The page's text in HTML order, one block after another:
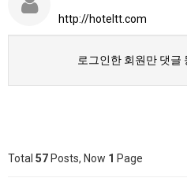
http://hoteltt.com
로그인한 회원만 댓글
Total 57Posts, Now 1 Page